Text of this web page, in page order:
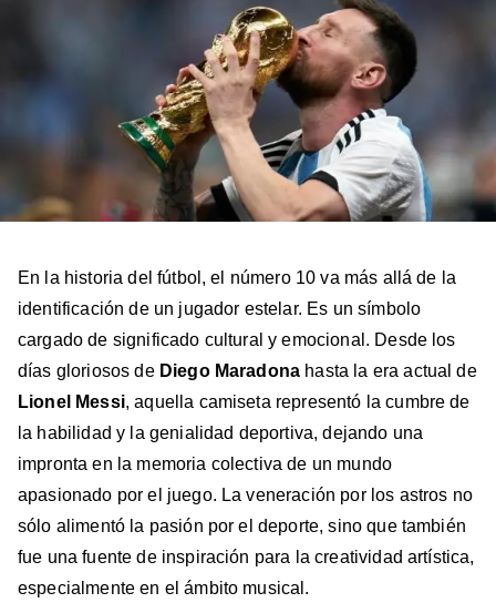
En la historia del fútbol, el número 10 va más allá de la
identificación de un jugador estelar. Es un símbolo
cargado de significado cultural y emocional. Desde los
días gloriosos de Diego Maradona hasta la era actual de
Lionel Messi, aquella camiseta representó la cumbre de
la habilidad y la genialidad deportiva, dejando una
impronta en la memoria colectiva de un mundo
apasionado por el juego. La veneración por los astros no
sólo alimentó la pasión por el deporte, sino que también
fue una fuente de inspiración para la creatividad artística,
especialmente en el ámbito musical.